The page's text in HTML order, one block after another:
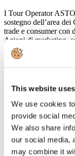
This website
We use cookies
provide social
We also share
our social media,
may combine it
I Tour Operator
sostegno dell’area
trade e consumer con
Azioni di marketing,
modalità differenti
claim
Ottobre
2017
FS Italiane
FS SISTEMI
PROGETTI DI